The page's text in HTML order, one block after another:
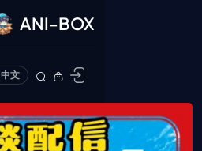
ANI-BOX
中文
ปิด
ONE PIECE
Cardgame
Cardlist
Collection